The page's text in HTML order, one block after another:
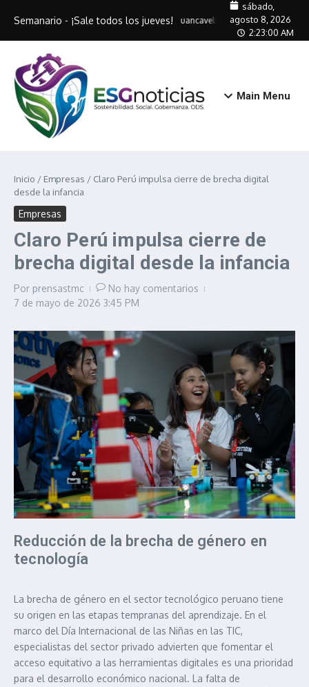
Semanario - ¡Sale todos los jueves!
Huancavelica entrega DNIe
sábado,
agosto 8, 2026
2:23:01 AM
Main Menu
Inicio / Empresas / Claro Perú impulsa cierre de brecha digital
desde la infancia
Empresas
Claro Perú impulsa cierre de
brecha digital desde la infancia
Por prensastmc
No hay comentarios
7 de mayo de 2026 3:45 PM
Reducción de la brecha de género en
tecnología
La brecha de género en el sector tecnológico peruano tiene
su origen en las etapas tempranas del aprendizaje. En el
marco del Día Internacional de las Niñas en las TIC,
especialistas del sector privado advierten que fomentar el
acceso equitativo a las herramientas digitales es una prioridad
para el desarrollo económico nacional. La falta de